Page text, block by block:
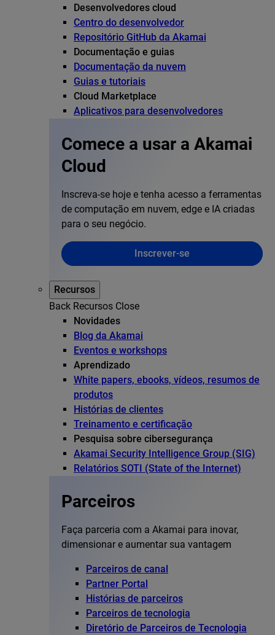
Desenvolvedores cloud
Centro do desenvolvedor
Repositório GitHub da Akamai
Documentação e guias
Documentação da nuvem
Guias e tutoriais
Cloud Marketplace
Aplicativos para desenvolvedores
Comece a usar a Akamai
Cloud
Inscreva-se hoje e tenha acesso a ferramentas
de computação em nuvem, edge e IA criadas
para o seu negócio.
Inscrever-se
Recursos
Back Recursos Close
Novidades
Blog da Akamai
Eventos e workshops
Aprendizado
White papers, ebooks, vídeos, resumos de
produtos
Histórias de clientes
Treinamento e certificação
Pesquisa sobre cibersegurança
Akamai Security Intelligence Group (SIG)
Relatórios SOTI (State of the Internet)
Parceiros
Faça parceria com a Akamai para inovar,
dimensionar e aumentar sua vantagem
Parceiros de canal
Partner Portal
Histórias de parceiros
Parceiros de tecnologia
Diretório de Parceiros de Tecnologia